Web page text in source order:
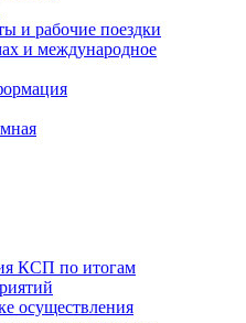
и рабочие поездки
и международное
КСП по итогам
осуществления